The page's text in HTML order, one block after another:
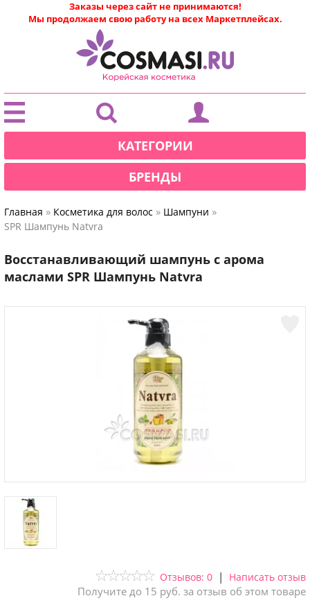
|
Заказы через сайт не принимаются!
Мы продолжаем свою работу на всех Маркетплейсах.
КАТЕГОРИИ
БРЕНДЫ
Главная » Косметика для волос » Шампуни »
SPR Шампунь Natvra
Восстанавливающий шампунь с арома
маслами SPR Шампунь Natvra
Отзывов: 0 | Написать отзыв
Получите до 15 руб. за отзыв об этом товаре